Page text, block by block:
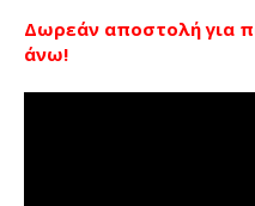
Δωρεάν αποστολή για
άνω!